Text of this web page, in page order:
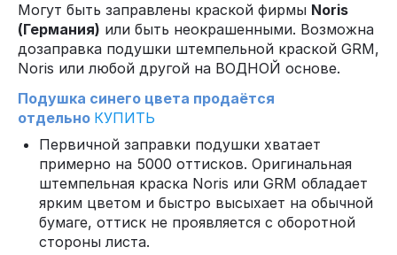
Могут быть заправлены краской фирмы Noris
(Германия) или быть неокрашенными. Возможна
дозаправка подушки штемпельной краской GRM,
Noris или любой другой на ВОДНОЙ основе.
Подушка синего цвета продаётся
отдельно КУПИТЬ
Первичной заправки подушки хватает
примерно на 5000 оттисков. Оригинальная
штемпельная краска Noris или GRM обладает
ярким цветом и быстро высыхает на обычной
бумаге, оттиск не проявляется с оборотной
стороны листа.